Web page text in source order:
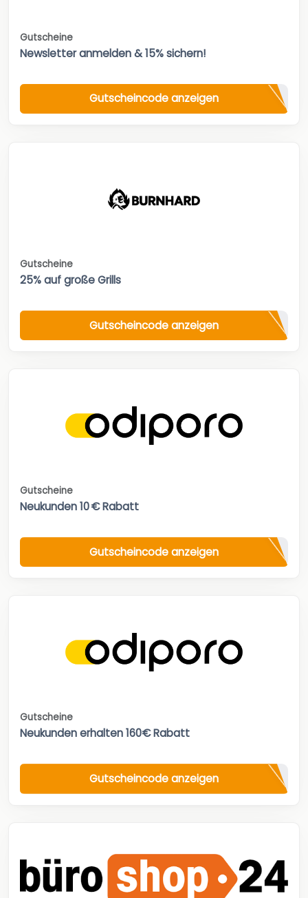
Gutscheine
Newsletter anmelden & 15% sichern!
Gutscheincode anzeigen
Gutscheine
25% auf große Grills
Gutscheincode anzeigen
Gutscheine
Neukunden 10 € Rabatt
Gutscheincode anzeigen
Gutscheine
Neukunden erhalten 160€ Rabatt
Gutscheincode anzeigen